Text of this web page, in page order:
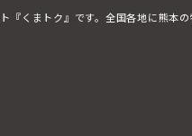
くまトク』です。全国各地に熊本の